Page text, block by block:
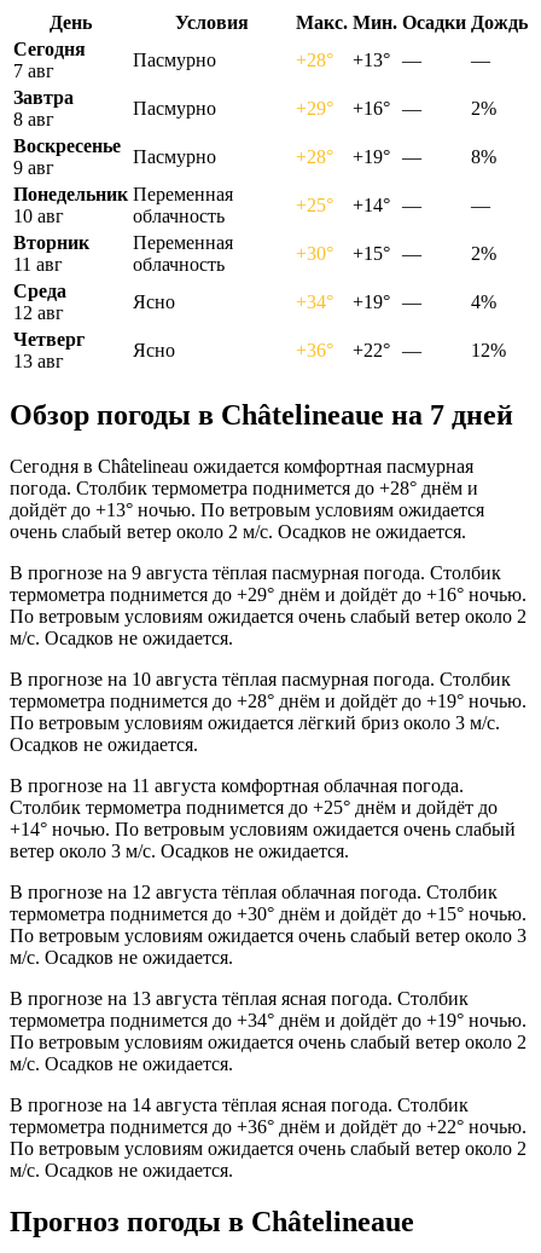
День Условия Макс. Мин. Осадки Дождь
Сегодня
7 авг
Пасмурно +28° +13° —
—
Завтра
8 авг
Пасмурно +29° +16° —
2%
Воскресенье
9 авг
Пасмурно +28° +19° —
8%
Понедельник
10 авг
Переменная
облачность
+25° +14° —
—
Вторник
11 авг
Переменная
облачность
+30° +15° —
2%
Среда
12 авг
Ясно +34° +19° —
4%
Четверг
13 авг
Ясно +36° +22° — 12%
Обзор погоды в Châtelineauе на 7 дней
Сегодня в Châtelineau ожидается комфортная пасмурная
погода. Столбик термометра поднимется до +28° днём и
дойдёт до +13° ночью. По ветровым условиям ожидается
очень слабый ветер около 2 м/с. Осадков не ожидается.
В прогнозе на 9 августа тёплая пасмурная погода. Столбик
термометра поднимется до +29° днём и дойдёт до +16° ночью.
По ветровым условиям ожидается очень слабый ветер около 2
м/с. Осадков не ожидается.
В прогнозе на 10 августа тёплая пасмурная погода. Столбик
термометра поднимется до +28° днём и дойдёт до +19° ночью.
По ветровым условиям ожидается лёгкий бриз около 3 м/с.
Осадков не ожидается.
В прогнозе на 11 августа комфортная облачная погода.
Столбик термометра поднимется до +25° днём и дойдёт до
+14° ночью. По ветровым условиям ожидается очень слабый
ветер около 3 м/с. Осадков не ожидается.
В прогнозе на 12 августа тёплая облачная погода. Столбик
термометра поднимется до +30° днём и дойдёт до +15° ночью.
По ветровым условиям ожидается очень слабый ветер около 3
м/с. Осадков не ожидается.
В прогнозе на 13 августа тёплая ясная погода. Столбик
термометра поднимется до +34° днём и дойдёт до +19° ночью.
По ветровым условиям ожидается очень слабый ветер около 2
м/с. Осадков не ожидается.
В прогнозе на 14 августа тёплая ясная погода. Столбик
термометра поднимется до +36° днём и дойдёт до +22° ночью.
По ветровым условиям ожидается очень слабый ветер около 2
м/с. Осадков не ожидается.
Прогноз погоды в Châtelineauе